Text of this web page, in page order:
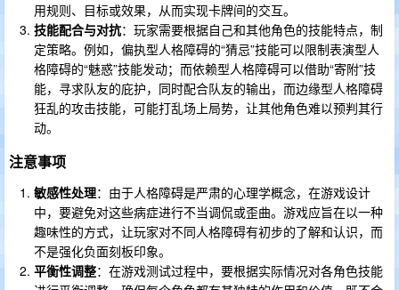
用规则、目标或效果，从而实现卡牌间的交互。
技能配合与对抗：玩家需要根据自己和其他角色的技能特点，制
定策略。例如，偏执型人格障碍的“猜忌”技能可以限制表演型人
格障碍的“魅惑”技能发动；而依赖型人格障碍可以借助“寄附”技
能，寻求队友的庇护，同时配合队友的输出，而边缘型人格障碍
狂乱的攻击技能，可能打乱场上局势，让其他角色难以预判其行
动。
注意事项
敏感性处理：由于人格障碍是严肃的心理学概念，在游戏设计
中，要避免对这些病症进行不当调侃或歪曲。游戏应旨在以一种
趣味性的方式，让玩家对不同人格障碍有初步的了解和认识，而
不是强化负面刻板印象。
平衡性调整：在游戏测试过程中，要根据实际情况对各角色技能